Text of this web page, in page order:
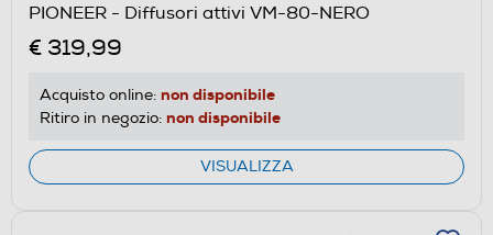
PIONEER - Diffusori attivi VM-80-NERO
€ 319,99
Acquisto online: non disponibile
Ritiro in negozio: non disponibile
VISUALIZZA